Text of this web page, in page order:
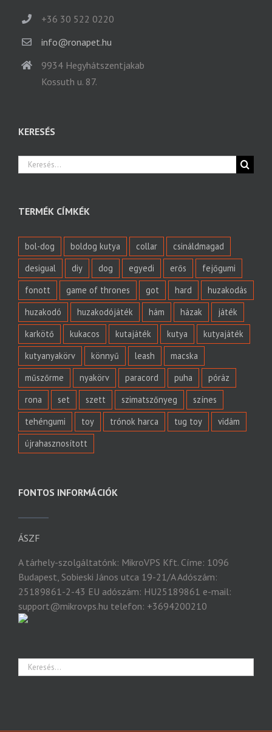
+36 30 522 0220
info@ronapet.hu
9934 Hegyhátszentjakab
Kossuth u. 87.
KERESÉS
Keresés...
TERMÉK CÍMKÉK
bol-dog boldog kutya collar
csináldmagad
desigual
diy dog egyedi erős
fejőgumi
fonott
game of thrones got hard
huzakodás
huzakodó
huzakodójáték hám házak
játék
karkötő
kukacos kutajáték kutya
kutyajáték
kutyanyakörv
könnyű leash
macska
műszőrme
nyakörv paracord puha
póráz
rona
set szett szimatszőnyeg
színes
tehéngumi
toy trónok harca tug toy
vidám
újrahasznosított
FONTOS INFORMÁCIÓK
ÁSZF
A tárhely-szolgáltatónk: MikroVPS Kft. Címe: 1096
Budapest, Sobieski János utca 19-21/A Adószám:
25189861-2-43 EU adószám: HU25189861 e-mail:
support@mikrovps.hu telefon: +3694200210